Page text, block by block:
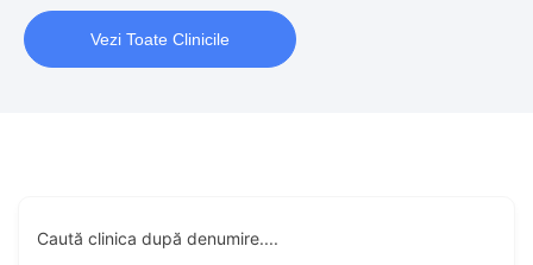
Vezi Toate Clinicile
Caută clinica după denumire....